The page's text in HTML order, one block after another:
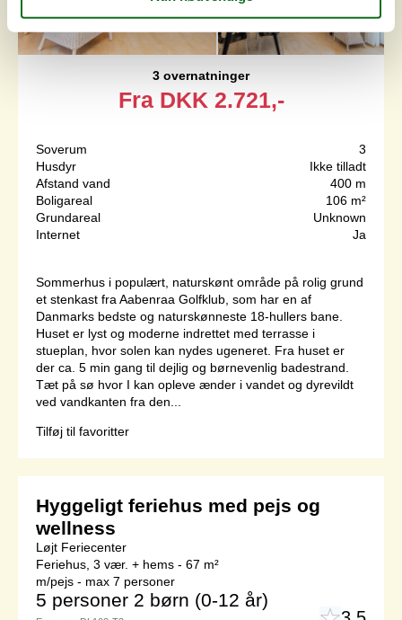
3 overnatninger
Fra DKK 2.721,-
Soverum
3
Husdyr
Ikke tilladt
Afstand vand
400 m
Boligareal
106 m²
Grundareal
Unknown
Internet
Ja
Sommerhus i populært, naturskønt område på rolig grund
et stenkast fra Aabenraa Golfklub, som har en af
Danmarks bedste og naturskønneste 18-hullers bane.
Huset er lyst og moderne indrettet med terrasse i
stueplan, hvor solen kan nydes ugeneret. Fra huset er
der ca. 5 min gang til dejlig og børnevenlig badestrand.
Tæt på sø hvor I kan opleve ænder i vandet og dyrevildt
ved vandkanten fra den...
Tilføj til favoritter
Hyggeligt feriehus med pejs og
wellness
Løjt Feriecenter
Feriehus, 3 vær. + hems - 67 m²
m/pejs - max 7 personer
5 personer 2 børn (0-12 år)